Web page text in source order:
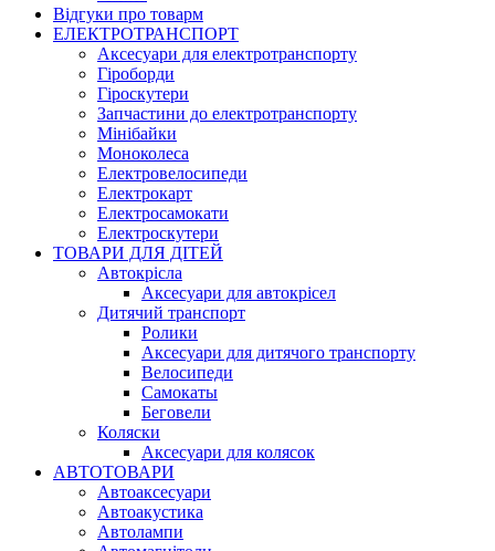
Відгуки про товарм
ЕЛЕКТРОТРАНСПОРТ
Аксесуари для електротранспорту
Гіроборди
Гіроскутери
Запчастини до електротранспорту
Мінібайки
Моноколеса
Електровелосипеди
Електрокарт
Електросамокати
Електроскутери
ТОВАРИ ДЛЯ ДІТЕЙ
Автокрісла
Аксесуари для автокрісел
Дитячий транспорт
Ролики
Аксесуари для дитячого транспорту
Велосипеди
Самокаты
Беговели
Коляски
Аксесуари для колясок
АВТОТОВАРИ
Автоаксесуари
Автоакустика
Автолампи